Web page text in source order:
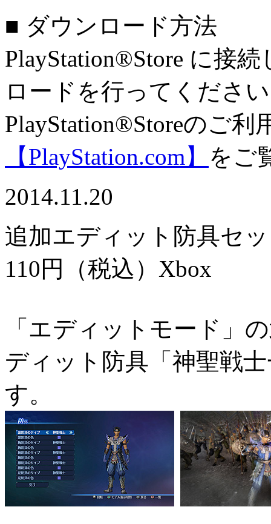
■ ダウンロード方法
PlayStation®Store に接
ロードを行ってくださ
PlayStation®Storeのご利
【PlayStation.com】 をご
2014.11.20
追加エディット防具セ
110円（税込） Xbox
「エディットモード」
ディット防具「神聖戦
す。